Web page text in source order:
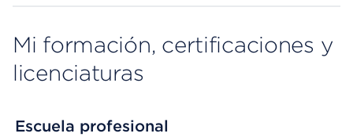
Mi formación, certificaciones y
licenciaturas
Escuela profesional